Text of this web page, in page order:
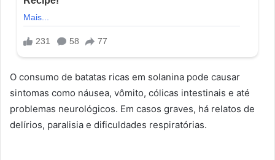
O consumo de batatas ricas em solanina pode causar
sintomas como náusea, vômito, cólicas intestinais e até
problemas neurológicos. Em casos graves, há relatos de
delírios, paralisia e dificuldades respiratórias.